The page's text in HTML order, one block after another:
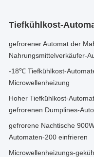
Tiefkühlkost-
gefrorener Automat der
Nahrungsmittelverkäufer-
-18℃ Tiefkühlkost-
Microwellenheizung
Hoher Tiefkühlkost-
gefrorenen Dumplines-
gefrorene Nachtische
Automaten-200 einfrieren
Microwellenheizungs-